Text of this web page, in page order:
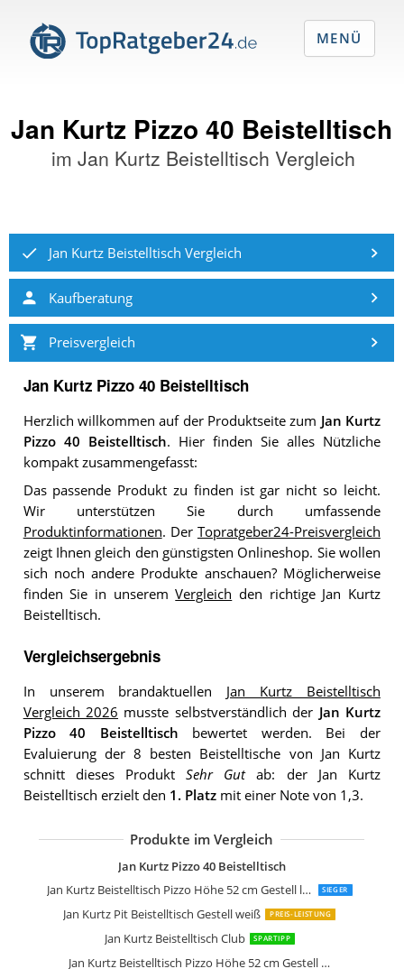
Jan Kurtz Pizzo 40 Beistelltisch
imJan Kurtz Beistelltisch Vergleich
Jan Kurtz Beistelltisch Vergleich
Kaufberatung
Preisvergleich
Jan Kurtz Pizzo 40 Beistelltisch
Herzlich willkommen auf der Produktseite zum Jan Kurtz
Pizzo 40 Beistelltisch. Hier finden Sie alles Nützliche
kompakt zusammengefasst:
Das passende Produkt zu finden ist gar nicht so leicht.
Wir unterstützen Sie durch umfassende
Produktinformationen. Der Topratgeber24-Preisvergleich
zeigt Ihnen gleich den günstigsten Onlineshop. Sie wollen
sich noch andere Produkte anschauen? Möglicherweise
finden Sie in unseremVergleich den richtige Jan Kurtz
Beistelltisch.
Vergleichsergebnis
In unserem brandaktuellen Jan Kurtz Beistelltisch
Vergleich 2026 musste selbstverständlich der Jan Kurtz
Pizzo 40 Beistelltisch bewertet werden. Bei der
Evaluierung der 8 besten Beistelltische von Jan Kurtz
schnitt dieses ProduktSehr Gutab: der Jan Kurtz
Beistelltisch erzielt den 1. Platzmit einer Note von 1,3.
Produkte im Vergleich
Jan Kurtz Pizzo 40 Beistelltisch
Jan Kurtz Beistelltisch Pizzo Höhe 52 cm Gestell lunasilber
SIEGER
Jan Kurtz Pit Beistelltisch Gestell weiß PREIS-LEISTUNG
Jan Kurtz Beistelltisch Club SPARTIPP
Jan Kurtz Beistelltisch Pizzo Höhe 52 cm Gestell schwarz
Jan KurtzCouchtisch, Beistelltisch Holz
Jan Kurtz Beistelltisch Dweller
Jan Kurtz Hocker, Beistelltisch Holz
MENÜ